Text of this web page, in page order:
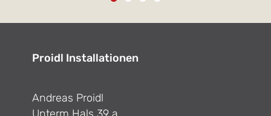
Proidl Installationen
Andreas Proidl